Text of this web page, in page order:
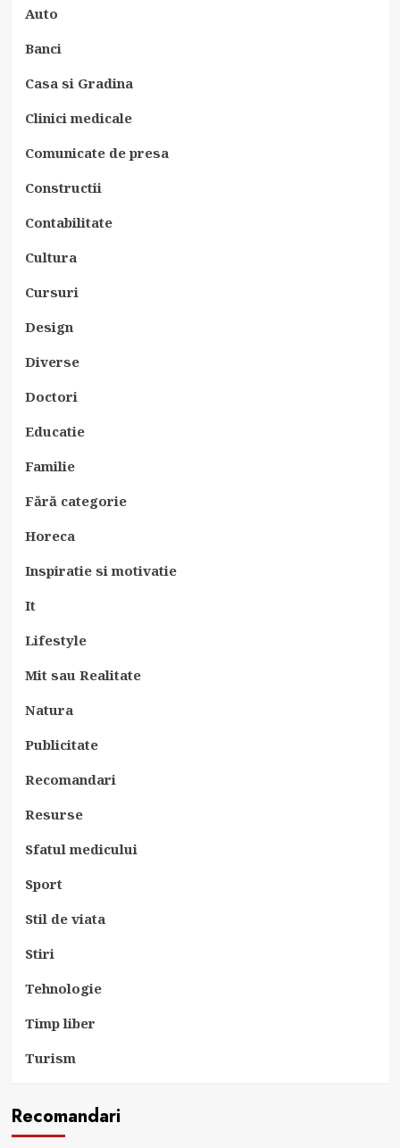
Auto
Banci
Casa si Gradina
Clinici medicale
Comunicate de presa
Constructii
Contabilitate
Cultura
Cursuri
Design
Diverse
Doctori
Educatie
Familie
Fără categorie
Horeca
Inspiratie si motivatie
It
Lifestyle
Mit sau Realitate
Natura
Publicitate
Recomandari
Resurse
Sfatul medicului
Sport
Stil de viata
Stiri
Tehnologie
Timp liber
Turism
Recomandari